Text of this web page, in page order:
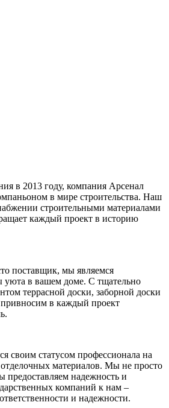
в 2013 году, компания Арсенал
в мире строительства. Наш
строительными материалами
каждый проект в историю
поставщик, мы являемся
уюта в вашем доме. С тщательно
террасной доски, заборной доски
в каждый проект
своим статусом профессионала на
материалов. Мы не просто
предоставляем надежность и
компаний к нам –
и надежности.